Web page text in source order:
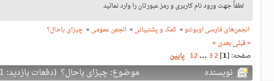
لطفاً جهت ورود نام کاربری و رمز عبورتان را وارد نمائید
انجمن‌های فارسی اوبونتو» کمک و پشتیبانی» انجمن عمومی» چیزای باحال؟
« قبلیبعدی »
صفحه: [1
]
2
3
...
12 پایین
نویسنده موضوع: چیزای باحال؟ (دفعات بازدید: 169991 بار)